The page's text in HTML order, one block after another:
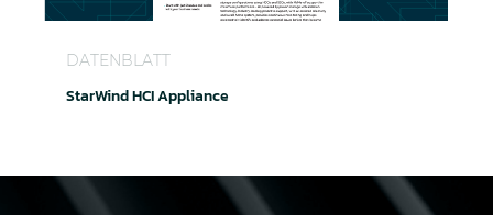
DATENBLATT
StarWind HCI Appliance